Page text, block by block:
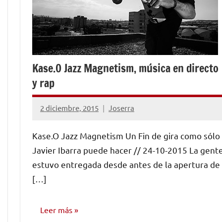
Kase.O Jazz Magnetism, música en directo
y rap
2 diciembre, 2015 Joserra
No
comentarios
Kase.O Jazz Magnetism Un Fin de gira como sólo
Javier Ibarra puede hacer // 24-10-2015 La
estuvo entregada desde antes de la apertura de
[…]
Leer más